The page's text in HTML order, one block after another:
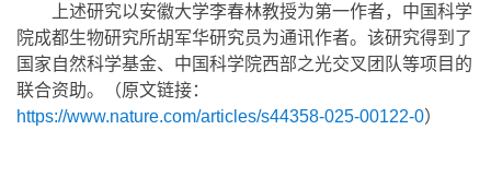
上述研究以安徽大学李春林教授为第一作者，中国科学
院成都生物研究所胡军华研究员为通讯作者。该研究得到了
国家自然科学基金、中国科学院西部之光交叉团队等项目的
联合资助。（原文链接：
https://www.nature.com/articles/s44358-025-00122-0）